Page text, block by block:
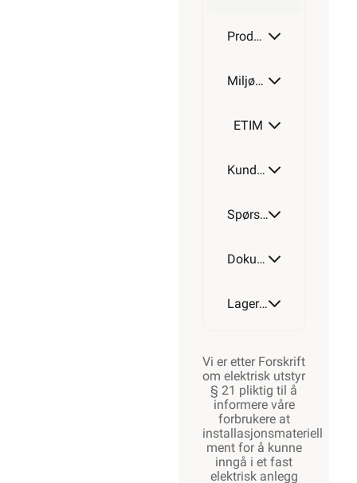
Produktdetaljer
Miljøparametere
ETIM
Kundeomtale
Spørsmål og svar
Dokumentasjon
Lagerstatus
Vi er etter Forskrift
om elektrisk utstyr
§ 21 pliktig til å
informere våre
forbrukere at
installasjonsmateriell
ment for å kunne
inngå i et fast
elektrisk anlegg